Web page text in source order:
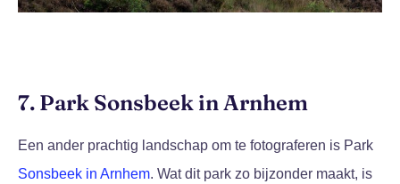
7. Park Sonsbeek in Arnhem
Een ander prachtig landschap om te fotograferen is Park
Sonsbeek in Arnhem. Wat dit park zo bijzonder maakt, is